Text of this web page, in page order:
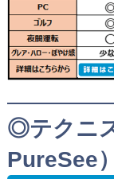
◎テクニ
PureSee